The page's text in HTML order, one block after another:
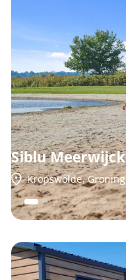
Siblu Meerwijck
Kropswolde,